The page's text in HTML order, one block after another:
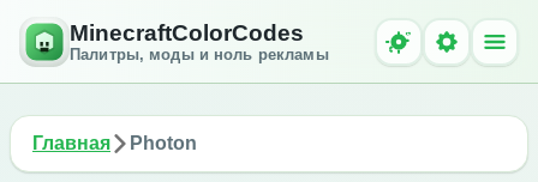
MinecraftColorCodes
Палитры, моды и ноль рекламы
Главная Photon